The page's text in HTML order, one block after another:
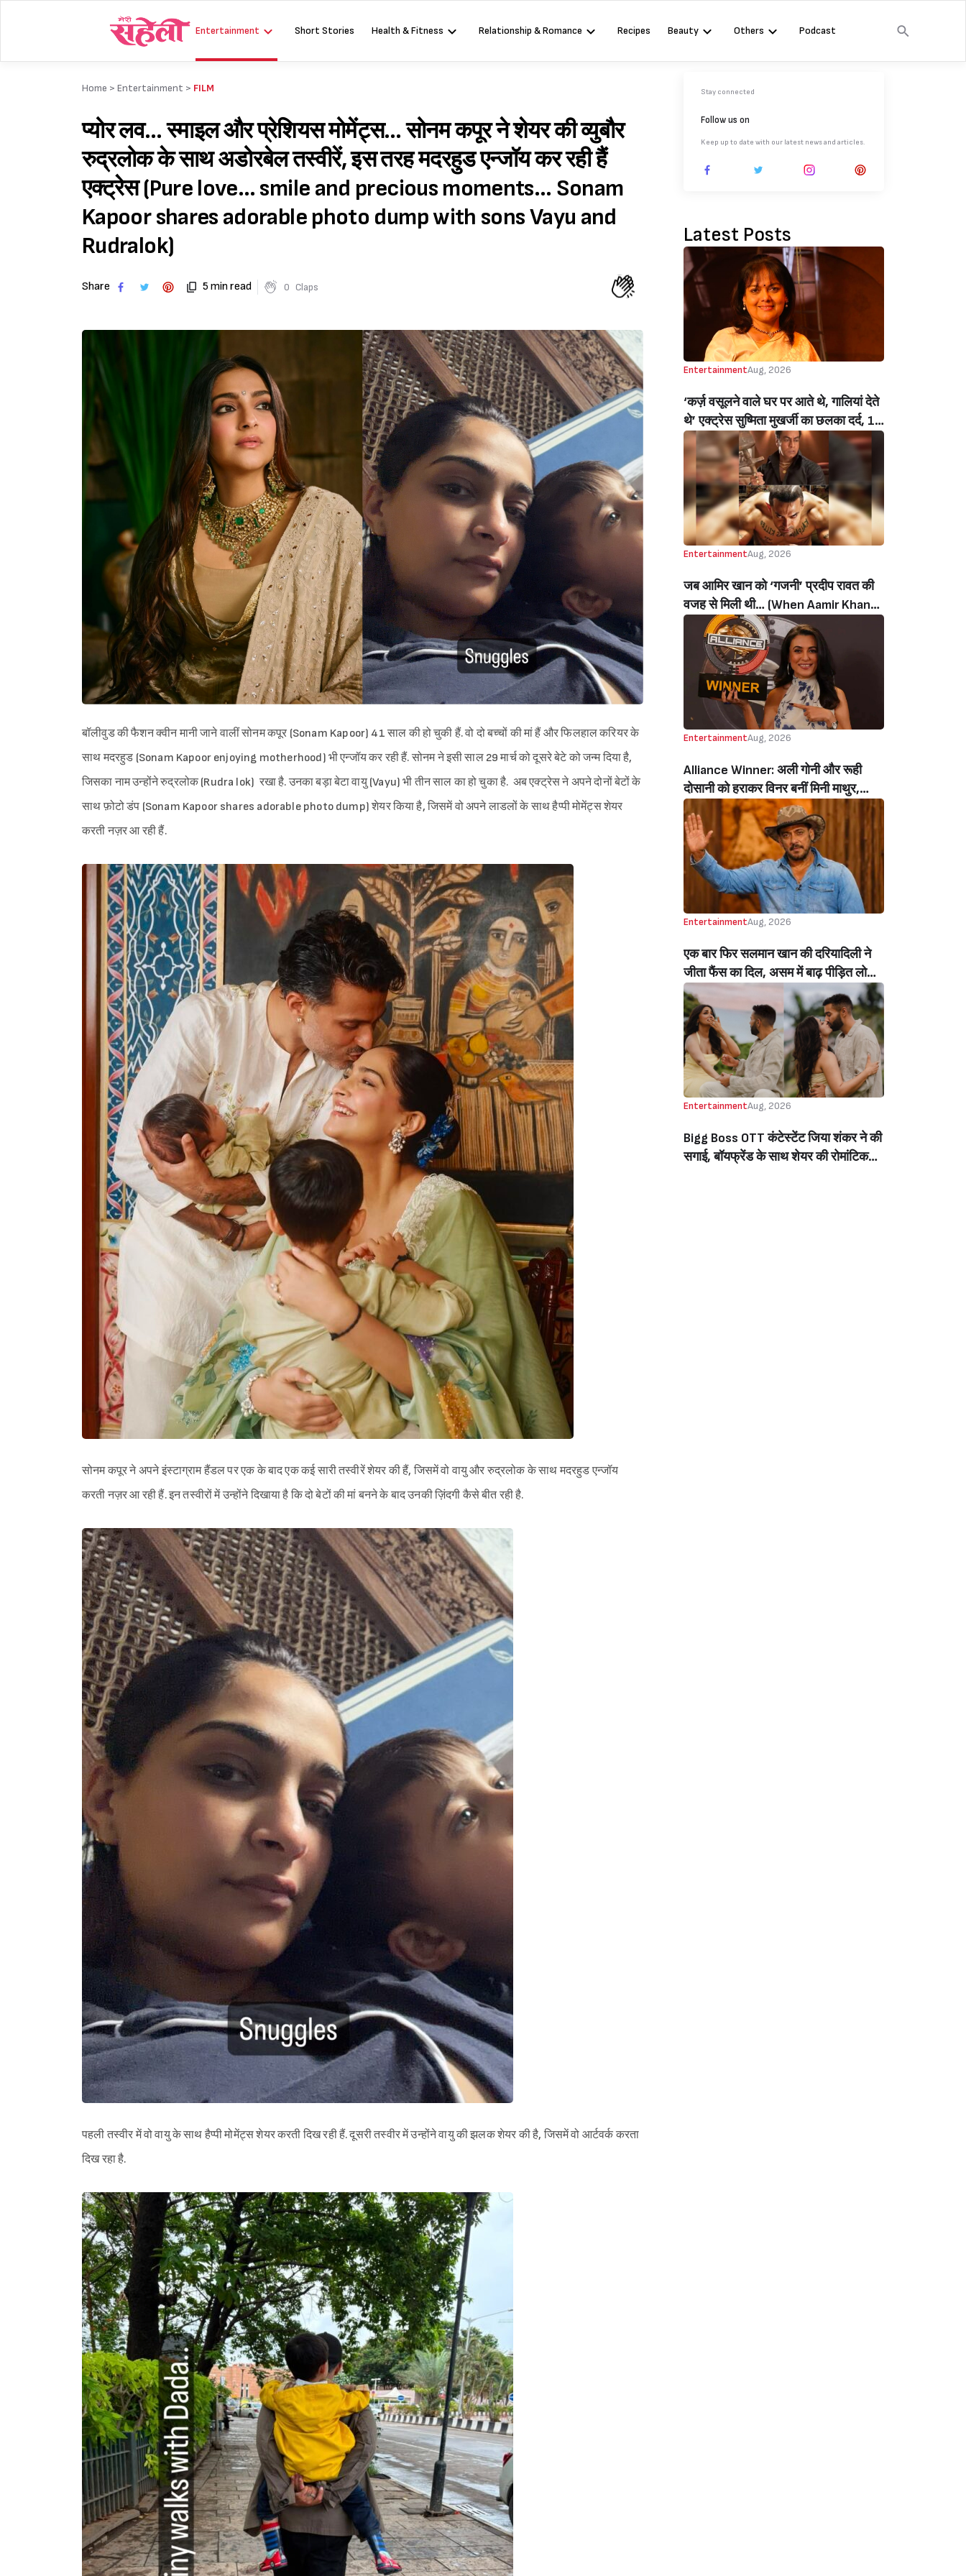
Sign in
Entertainment Short Stories Health & Fitness Relationship & Romance Recipes Beauty Others Podcast
Home > Entertainment > FILM
प्योर लव… स्माइल और प्रेशियस मोमेंट्स… सोनम कपूर ने शेयर की व्युबौर
रुद्रलोक के साथ अडोरबेल तस्वीरें, इस तरह मदरहुड एन्जॉय कर रही हैं
एक्ट्रेस (Pure love… smile and precious moments… Sonam
Kapoor shares adorable photo dump with sons Vayu and
Rudralok)
Share 5 min read 0 Claps
बॉलीवुड की फैशन क्वीन मानी जाने वालीं सोनम कपूर (Sonam Kapoor) 41 साल की हो चुकी हैं. वो दो बच्चों की मां हैं और फिलहाल करियर के
साथ मदरहुड (Sonam Kapoor enjoying motherhood) भी एन्जॉय कर रही हैं. सोनम ने इसी साल 29 मार्च को दूसरे बेटे को जन्म दिया है,
जिसका नाम उन्होंने रुद्रलोक (Rudra lok) रखा है. उनका बड़ा बेटा वायु (Vayu) भी तीन साल का हो चुका है. अब एक्ट्रेस ने अपने दोनों बेटों के
साथ फ़ोटो डंप (Sonam Kapoor shares adorable photo dump) शेयर किया है, जिसमें वो अपने लाडलों के साथ हैप्पी मोमेंट्स शेयर
करती नज़र आ रही हैं.
सोनम कपूर ने अपने इंस्टाग्राम हैंडल पर एक के बाद एक कई सारी तस्वीरें शेयर की हैं, जिसमें वो वायु और रुद्रलोक के साथ मदरहुड एन्जॉय
करती नज़र आ रही हैं. इन तस्वीरों में उन्होंने दिखाया है कि दो बेटों की मां बनने के बाद उनकी ज़िंदगी कैसे बीत रही है.
पहली तस्वीर में वो वायु के साथ हैप्पी मोमेंट्स शेयर करती दिख रही हैं. दूसरी तस्वीर में उन्होंने वायु की झलक शेयर की है, जिसमें वो आर्टवर्क करता
दिख रहा है.
Stay connected
Follow us on
Keep up to date with our latest news and articles.
Latest Posts
EntertainmentAug, 2026
‘कर्ज़ वसूलने वाले घर पर आते थे, गालियां देते
थे’ एक्ट्रेस सुष्मिता मुखर्जी का छलका दर्द, 1
करोड़ का कर्ज उतारने के लिए करनी पड़ी थी
C ग्रेड फिल्में, बोलीं- ‘मैंने अपनी आत्मा बेच दी
थी’ (‘I Sold My Soul’ Actress
Sushmita Mukherjee Recalls Doing
C-Grade Films To Pay Loan)
EntertainmentAug, 2026
जब आमिर खान को ‘गजनी’ प्रदीप रावत की
वजह से मिली थी… (When Aamir Khan
Got ‘Ghajini’ Because Of Pradeep
Rawat)
EntertainmentAug, 2026
Alliance Winner: अली गोनी और रूही
दोसानी को हराकर विनर बनीं मिनी माथुर,
इनाम में मिले 50 लाख रुपये और चमचमाती ही
ट्रॉफी (Mini Mathur Lifts Trophy
Beats Aly Goni And Ruhee Dosani)
EntertainmentAug, 2026
एक बार फिर सलमान खान की दरियादिली ने
जीता फैंस का दिल, असम में बाढ़ पीड़ित लोगों
की मदद के लिए सलमान ने मिलाया NGO से
हाथ, बेघर लोगों के लिए बनवाएंगे 500 घर
(Salman Khan In Collaboration With
An NGO Will Builds Homes For 500
Flood Affected People In Assam)
EntertainmentAug, 2026
Bigg Boss OTT कंटेस्टेंट जिया शंकर ने की
सगाई, बॉयफ्रेंड के साथ शेयर की रोमांटिक